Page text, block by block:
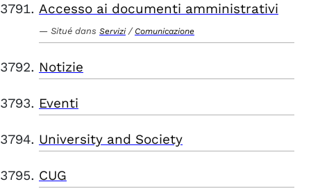
Accesso ai documenti amministrativi
Situé dans Servizi / Comunicazione
Notizie
Eventi
University and Society
CUG